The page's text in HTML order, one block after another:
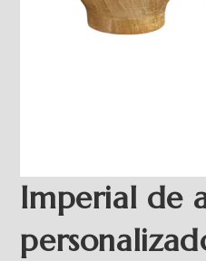
Imperial de